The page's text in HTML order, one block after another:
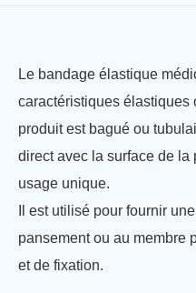
Le bandage élastique
caractéristiques élastiques
produit est bagué ou
direct avec la surface de la
usage unique.
Il est utilisé pour fournir
pansement ou au membre
et de fixation.